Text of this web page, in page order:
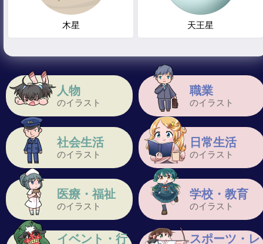
人物
のイラスト
職業
のイラスト
社会生活
のイラスト
日常生活
のイラスト
医療・福祉
のイラスト
学校・教育
のイラスト
イベント・行
スポーツ・レ
木星 天王星